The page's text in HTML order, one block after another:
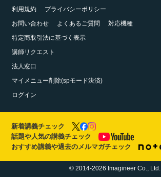
利用規約
プライバシーポリシー
お問い合わせ
よくあるご質問
対応機種
特定商取引法に基づく表示
講師リクエスト
法人窓口
マイメニュー削除(spモード決済)
ログイン
新着講義チェック
話題や人気の講義チェック
おすすめ講義や過去のメルマガチェック
© 2014-2026 Imagineer Co., Ltd.